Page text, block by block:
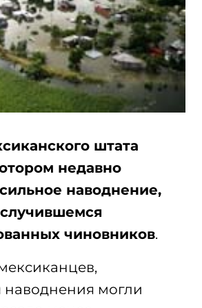
штата
недавно
наводнение,
чиновников.
наводнения могли